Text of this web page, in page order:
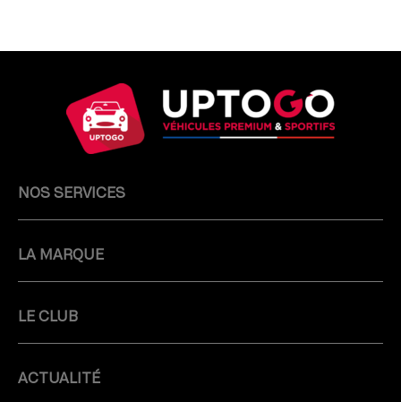
NOS SERVICES
LA MARQUE
LE CLUB
ACTUALITÉ